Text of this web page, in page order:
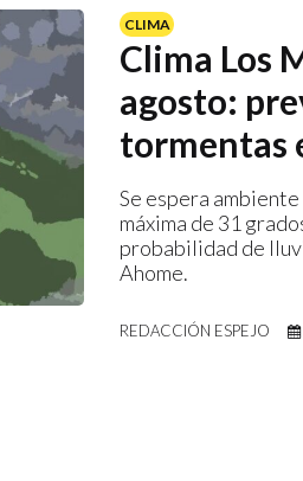
CLIMA
Clima Los
agosto:
tormentas
Se espera
máxima de 31
probabilidad de
Ahome.
REDACCIÓN ESPEJO